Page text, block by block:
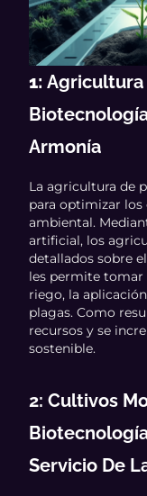
1:Agricultura
Armonía
La agricultura de
para optimizar
ambiental.
artificial, los
detallados sobre
les permite tomar
riego, la
plagas. Como
recursos y se
sostenible.
2: Cultivos
Servicio De